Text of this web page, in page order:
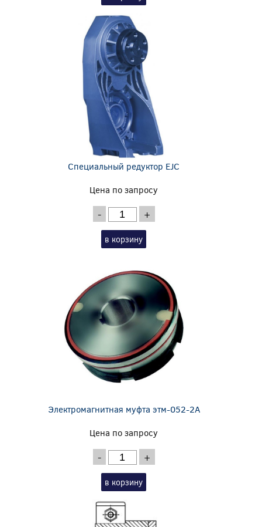
Специальный редуктор EJC
Цена по запросу
- +
в корзину
Электромагнитная муфта этм-052-2А
Цена по запросу
- +
в корзину